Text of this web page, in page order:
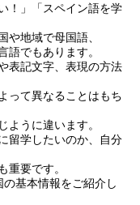
！」「スペイン語を学
や地域で母国語、
語でもあります。
表記文字、表現の方法
って異なることはもち
ように違います。
留学したいのか、自分
重要です。
基本情報をご紹介し